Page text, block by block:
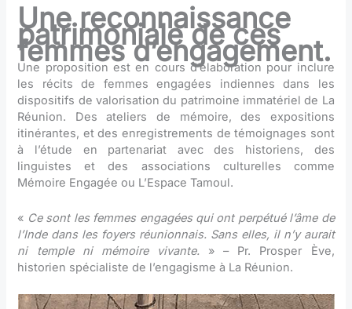
Une reconnaissance
patrimoniale de ces
femmes d’engagement.
Une proposition est en cours d’élaboration pour inclure
les récits de femmes engagées indiennes dans les
dispositifs de valorisation du patrimoine immatériel de La
Réunion. Des ateliers de mémoire, des expositions
itinérantes, et des enregistrements de témoignages sont
à l’étude en partenariat avec des historiens, des
linguistes et des associations culturelles comme
Mémoire Engagée ou L’Espace Tamoul.
« Ce sont les femmes engagées qui ont perpétué l’âme de
l’Inde dans les foyers réunionnais. Sans elles, il n’y aurait
ni temple ni mémoire vivante. » – Pr. Prosper Ève,
historien spécialiste de l’engagisme à La Réunion.